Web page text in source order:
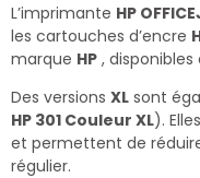
L’imprimante HP
les cartouches d’encre
marque HP , disponibles
Des versions XL sont
HP 301 Couleur XL).
et permettent de
régulier.